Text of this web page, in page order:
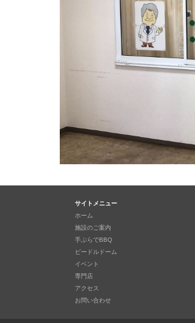
サイトメニュー
ホーム
施設のご案内
手ぶらでBBQ
ビードルドーム
イベント
専門店
アクセス
お問い合わせ